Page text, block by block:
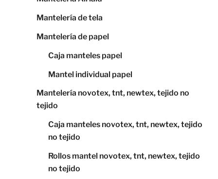
Mantelería de tela
Mantelería de papel
Caja manteles papel
Mantel individual papel
Mantelería novotex, tnt, newtex, tejido no
tejido
Caja manteles novotex, tnt, newtex, tejido
no tejido
Rollos mantel novotex, tnt, newtex, tejido
no tejido